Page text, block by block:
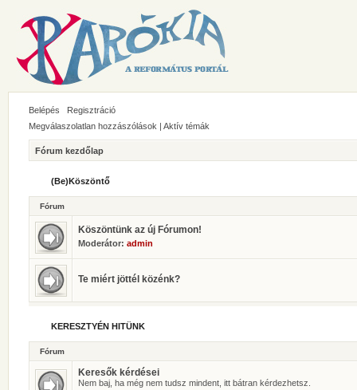
Belépés
Regisztráció
Megválaszolatlan hozzászólások | Aktív témák
Fórum kezdőlap
(Be)Köszöntő
Fórum
Köszöntünk az új Fórumon!
Moderátor: admin
Te miért jöttél közénk?
KERESZTYÉN HITÜNK
Fórum
Keresők kérdései
Nem baj, ha még nem tudsz mindent, itt bátran kérdezhetsz.